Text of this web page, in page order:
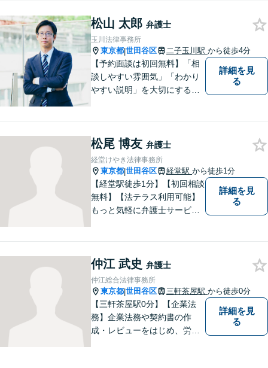
実に」「丁寧に」「迅速に」
取り組みます。 （東京弁護士
会所属・代表弁護士木村康
之）
松山 太郎 弁護士
玉川法律事務所
東京都|世田谷区 二子玉川駅 から徒歩4分
【予約面談は初回無料】「相
談しやすい雰囲気」「わかり
やすい説明」を大切にする事
続・離婚に強み【二子玉川駅4
分】【夜間面談OK】
詳細を見
る
松尾 博友 弁護士
経堂けやき法律事務所
東京都|世田谷区 経堂駅 から徒歩1分
【経堂駅徒歩1分】【初回相談
無料】【法テラス利用可能】
もっと気軽に弁護士サービス
生活の法的トラブルは、基本
的にどのようなことでもご相
談に応じます。お気軽にご相
談ください。
詳細を見
る
仲江 武史 弁護士
仲江総合法律事務所
東京都|世田谷区 三軒茶屋駅 から徒歩0分
【三軒茶屋駅0分】【企業法
務】企業法務や契約書の作
成・レビューをはじめ、労働
詳細を見
る